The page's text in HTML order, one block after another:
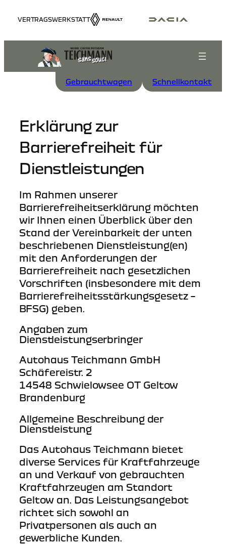
Inhalt
VERTRAGSWERKSTATT
Gebrauchtwagen Schnellkontakt
Erklärung zur
Barrierefreiheit für
Dienstleistungen
Im Rahmen unserer
Barrierefreiheitserklärung möchten
wir Ihnen einen Überblick über den
Stand der Vereinbarkeit der unten
beschriebenen Dienstleistung(en)
mit den Anforderungen der
Barrierefreiheit nach gesetzlichen
Vorschriften (insbesondere mit dem
Barrierefreiheitsstärkungsgesetz –
BFSG) geben.
Angaben zum
Dienstleistungserbringer
Autohaus Teichmann GmbH
Schäfereistr. 2
14548 Schwielowsee OT Geltow
Brandenburg
Allgemeine Beschreibung der
Dienstleistung
Das Autohaus Teichmann bietet
diverse Services für Kraftfahrzeuge
an und Verkauf von gebrauchten
Kraftfahrzeugen am Standort
Geltow an. Das Leistungsangebot
richtet sich sowohl an
Privatpersonen als auch an
gewerbliche Kunden.